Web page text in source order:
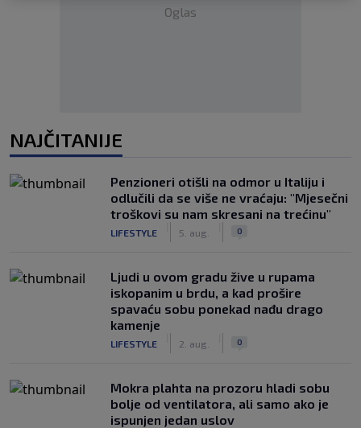
Oglas
NAJČITANIJE
Penzioneri otišli na odmor u Italiju i
odlučili da se više ne vraćaju: "Mjesečni
troškovi su nam skresani na trećinu"
LIFESTYLE 5. aug. 0
Ljudi u ovom gradu žive u rupama
iskopanim u brdu, a kad prošire
spavaću sobu ponekad nađu drago
kamenje
LIFESTYLE 2. aug. 0
Mokra plahta na prozoru hladi sobu
bolje od ventilatora, ali samo ako je
ispunjen jedan uslov